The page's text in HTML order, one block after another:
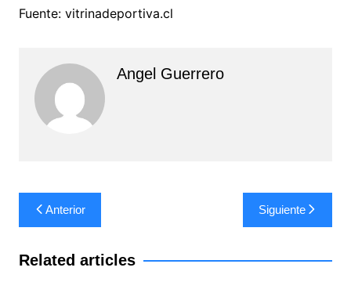
Fuente: vitrinadeportiva.cl
Angel Guerrero
Navegación
de
entradas
Anterior Siguiente
Related articles